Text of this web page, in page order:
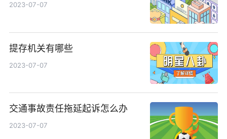
2023-07-07
提存机关有哪些
2023-07-07
交通事故责任拖延起诉怎么办
2023-07-07